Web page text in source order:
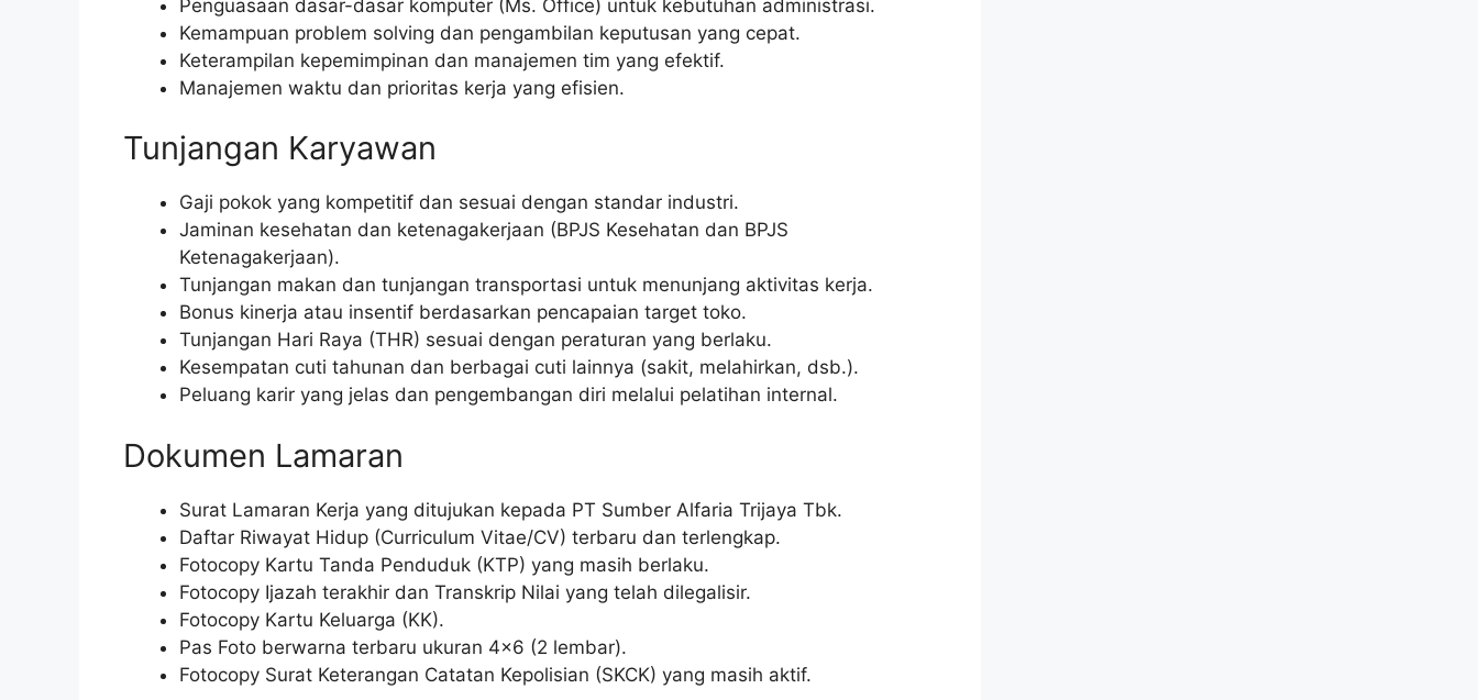
Penguasaan dasar-dasar komputer (Ms. Office) untuk kebutuhan administrasi.
Kemampuan problem solving dan pengambilan keputusan yang cepat.
Keterampilan kepemimpinan dan manajemen tim yang efektif.
Manajemen waktu dan prioritas kerja yang efisien.
Tunjangan Karyawan
Gaji pokok yang kompetitif dan sesuai dengan standar industri.
Jaminan kesehatan dan ketenagakerjaan (BPJS Kesehatan dan BPJS
Ketenagakerjaan).
Tunjangan makan dan tunjangan transportasi untuk menunjang aktivitas kerja.
Bonus kinerja atau insentif berdasarkan pencapaian target toko.
Tunjangan Hari Raya (THR) sesuai dengan peraturan yang berlaku.
Kesempatan cuti tahunan dan berbagai cuti lainnya (sakit, melahirkan, dsb.).
Peluang karir yang jelas dan pengembangan diri melalui pelatihan internal.
Dokumen Lamaran
Surat Lamaran Kerja yang ditujukan kepada PT Sumber Alfaria Trijaya Tbk.
Daftar Riwayat Hidup (Curriculum Vitae/CV) terbaru dan terlengkap.
Fotocopy Kartu Tanda Penduduk (KTP) yang masih berlaku.
Fotocopy Ijazah terakhir dan Transkrip Nilai yang telah dilegalisir.
Fotocopy Kartu Keluarga (KK).
Pas Foto berwarna terbaru ukuran 4×6 (2 lembar).
Fotocopy Surat Keterangan Catatan Kepolisian (SKCK) yang masih aktif.